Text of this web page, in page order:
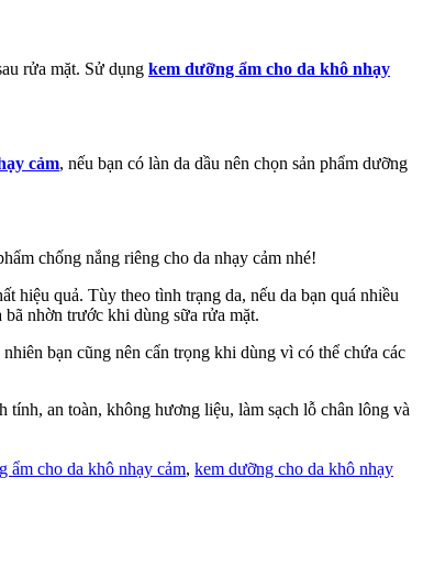
rửa mặt. Sử dụng kem dưỡng ẩm cho da khô nhạy
cảm, nếu bạn có làn da dầu nên chọn sản phẩm dưỡng
chống nắng riêng cho da nhạy cảm nhé!
hiệu quả. Tùy theo tình trạng da, nếu da bạn quá nhiều
nhờn trước khi dùng sữa rửa mặt.
bạn cũng nên cẩn trọng khi dùng vì có thể chứa các
tính, an toàn, không hương liệu, làm sạch lỗ chân lông và
ẩm cho da khô nhạy cảm, kem dưỡng cho da khô nhạy